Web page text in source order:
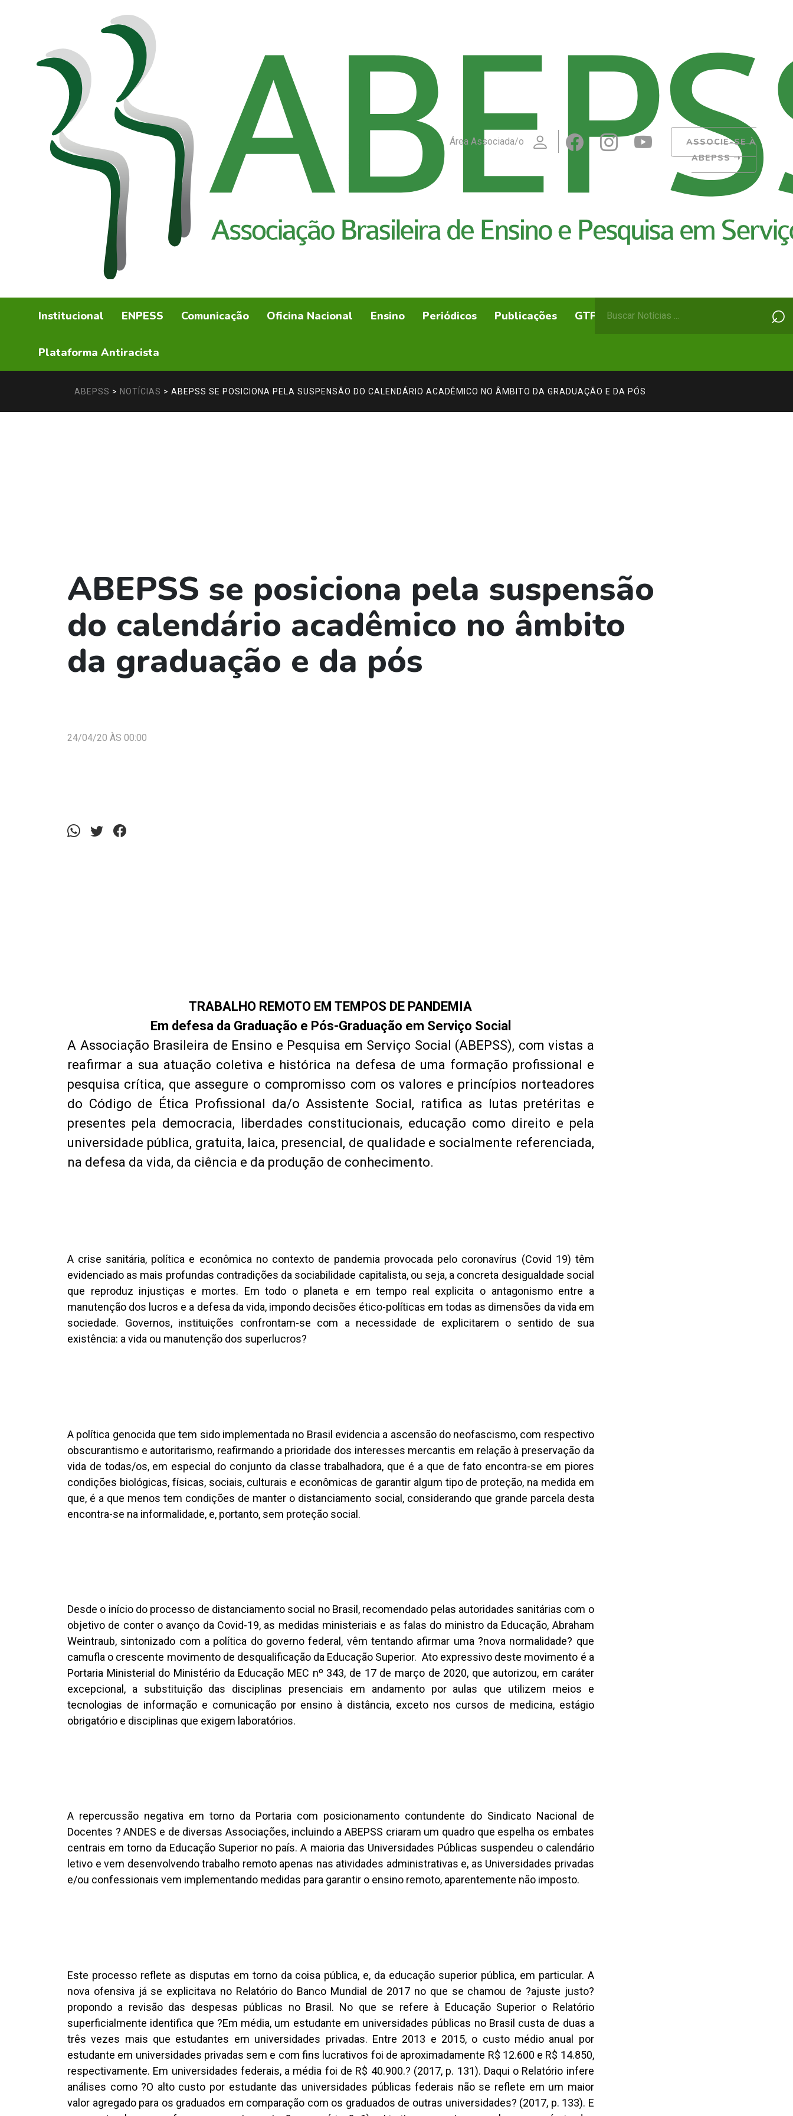
Área Associada/o
ASSOCIE-SE À
ABEPSS➝
Institucional ENPESS Comunicação Oficina Nacional Ensino Periódicos Publicações GTPs ABEPSS Itinerante
Plataforma Antiracista
por:
⌕
ABEPSS > NOTÍCIAS > ABEPSS SE POSICIONA PELA SUSPENSÃO DO CALENDÁRIO ACADÊMICO NO ÂMBITO DA GRADUAÇÃO E DA PÓS
ABEPSS se posiciona pela suspensão
do calendário acadêmico no âmbito
da graduação e da pós
24/04/20 ÀS 00:00
TRABALHO REMOTO EM TEMPOS DE PANDEMIA
Em defesa da Graduação e Pós-Graduação em Serviço Social
A Associação Brasileira de Ensino e Pesquisa em Serviço Social (ABEPSS), com vistas a
reafirmar a sua atuação coletiva e histórica na defesa de uma formação profissional e
pesquisa crítica, que assegure o compromisso com os valores e princípios norteadores
do Código de Ética Profissional da/o Assistente Social, ratifica as lutas pretéritas e
presentes pela democracia, liberdades constitucionais, educação como direito e pela
universidade pública, gratuita, laica, presencial, de qualidade e socialmente referenciada,
na defesa da vida, da ciência e da produção de conhecimento.
A crise sanitária, política e econômica no contexto de pandemia provocada pelo coronavírus (Covid 19) têm
evidenciado as mais profundas contradições da sociabilidade capitalista, ou seja, a concreta desigualdade social
que reproduz injustiças e mortes. Em todo o planeta e em tempo real explicita o antagonismo entre a
manutenção dos lucros e a defesa da vida, impondo decisões ético-políticas em todas as dimensões da vida em
sociedade. Governos, instituições confrontam-se com a necessidade de explicitarem o sentido de sua
existência: a vida ou manutenção dos superlucros?
A política genocida que tem sido implementada no Brasil evidencia a ascensão do neofascismo, com respectivo
obscurantismo e autoritarismo, reafirmando a prioridade dos interesses mercantis em relação à preservação da
vida de todas/os, em especial do conjunto da classe trabalhadora, que é a que de fato encontra-se em piores
condições biológicas, físicas, sociais, culturais e econômicas de garantir algum tipo de proteção, na medida em
que, é a que menos tem condições de manter o distanciamento social, considerando que grande parcela desta
encontra-se na informalidade, e, portanto, sem proteção social.
Desde o início do processo de distanciamento social no Brasil, recomendado pelas autoridades sanitárias com o
objetivo de conter o avanço da Covid-19, as medidas ministeriais e as falas do ministro da Educação, Abraham
Weintraub, sintonizado com a política do governo federal, vêm tentando afirmar uma ?nova normalidade? que
camufla o crescente movimento de desqualificação da Educação Superior. Ato expressivo deste movimento é a
Portaria Ministerial do Ministério da Educação MEC nº 343, de 17 de março de 2020, que autorizou, em caráter
excepcional, a substituição das disciplinas presenciais em andamento por aulas que utilizem meios e
tecnologias de informação e comunicação por ensino à distância, exceto nos cursos de medicina, estágio
obrigatório e disciplinas que exigem laboratórios.
A repercussão negativa em torno da Portaria com posicionamento contundente do Sindicato Nacional de
Docentes ? ANDES e de diversas Associações, incluindo a ABEPSS criaram um quadro que espelha os embates
centrais em torno da Educação Superior no país. A maioria das Universidades Públicas suspendeu o calendário
letivo e vem desenvolvendo trabalho remoto apenas nas atividades administrativas e, as Universidades privadas
e/ou confessionais vem implementando medidas para garantir o ensino remoto, aparentemente não imposto.
Este processo reflete as disputas em torno da coisa pública, e, da educação superior pública, em particular. A
nova ofensiva já se explicitava no Relatório do Banco Mundial de 2017 no que se chamou de ?ajuste justo?
propondo a revisão das despesas públicas no Brasil. No que se refere à Educação Superior o Relatório
superficialmente identifica que ?Em média, um estudante em universidades públicas no Brasil custa de duas a
três vezes mais que estudantes em universidades privadas. Entre 2013 e 2015, o custo médio anual por
estudante em universidades privadas sem e com fins lucrativos foi de aproximadamente R$ 12.600 e R$ 14.850,
respectivamente. Em universidades federais, a média foi de R$ 40.900.? (2017, p. 131). Daqui o Relatório infere
análises como ?O alto custo por estudante das universidades públicas federais não se reflete em um maior
valor agregado para os graduados em comparação com os graduados de outras universidades? (2017, p. 133). E